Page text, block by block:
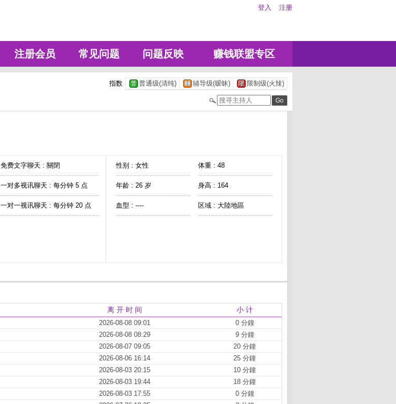
登入 注册
注册会员 常见问题 问题反映 赚钱联盟专区
指数 普通级(清纯) 辅导级(暧昧) 限制级(火辣)
免费文字聊天 : 關閉
一对多视讯聊天 : 每分钟 5 点
一对一视讯聊天 : 每分钟 20 点
性别 : 女性 体重 : 48
年龄 : 26 岁 身高 : 164
血型 : ---- 区域 : 大陸地區
离 开 时 间 小 计
2026-08-08 09:01
0 分鐘
2026-08-08 08:29
9 分鐘
2026-08-07 09:05
20 分鐘
2026-08-06 16:14
25 分鐘
2026-08-03 20:15
10 分鐘
2026-08-03 19:44
18 分鐘
2026-08-03 17:55
0 分鐘